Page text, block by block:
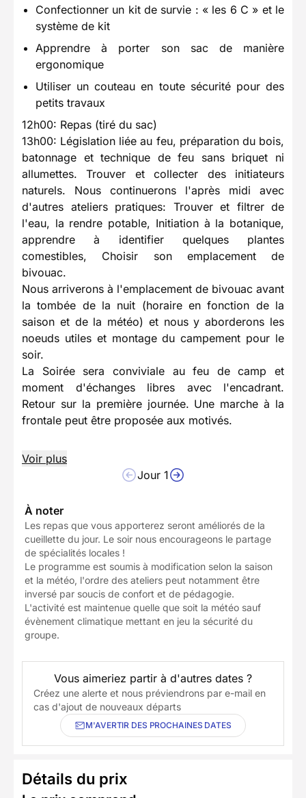
Confectionner un kit de survie : « les 6 C » et le
système de kit
Apprendre à porter son sac de manière
ergonomique
Utiliser un couteau en toute sécurité pour des
petits travaux
12h00: Repas (tiré du sac)
13h00: Législation liée au feu, préparation du bois,
batonnage et technique de feu sans briquet ni
allumettes. Trouver et collecter des initiateurs
naturels. Nous continuerons l'après midi avec
d'autres ateliers pratiques: Trouver et filtrer de
l'eau, la rendre potable, Initiation à la botanique,
apprendre à identifier quelques plantes
comestibles, Choisir son emplacement de
bivouac.
Nous arriverons à l'emplacement de bivouac avant
la tombée de la nuit (horaire en fonction de la
saison et de la météo) et nous y aborderons les
noeuds utiles et montage du campement pour le
soir.
La Soirée sera conviviale au feu de camp et
moment d'échanges libres avec l'encadrant.
Retour sur la première journée. Une marche à la
frontale peut être proposée aux motivés.
Voir plus
Jour 1
À noter
Les repas que vous apporterez seront améliorés de la
cueillette du jour. Le soir nous encourageons le partage
de spécialités locales !
Le programme est soumis à modification selon la saison
et la météo, l'ordre des ateliers peut notamment être
inversé par soucis de confort et de pédagogie.
L'activité est maintenue quelle que soit la météo sauf
évènement climatique mettant en jeu la sécurité du
groupe.
Vous aimeriez partir à d'autres dates ?
Créez une alerte et nous préviendrons par e-mail en
cas d'ajout de nouveaux départs
M'AVERTIR DES PROCHAINES DATES
Détails du prix